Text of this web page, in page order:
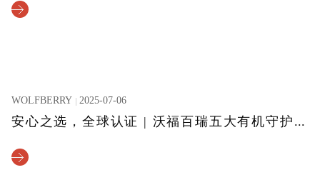
WOLFBERRY 2025-07-06
安心之选，全球认证 | 沃福百瑞五大有机守护品质承诺